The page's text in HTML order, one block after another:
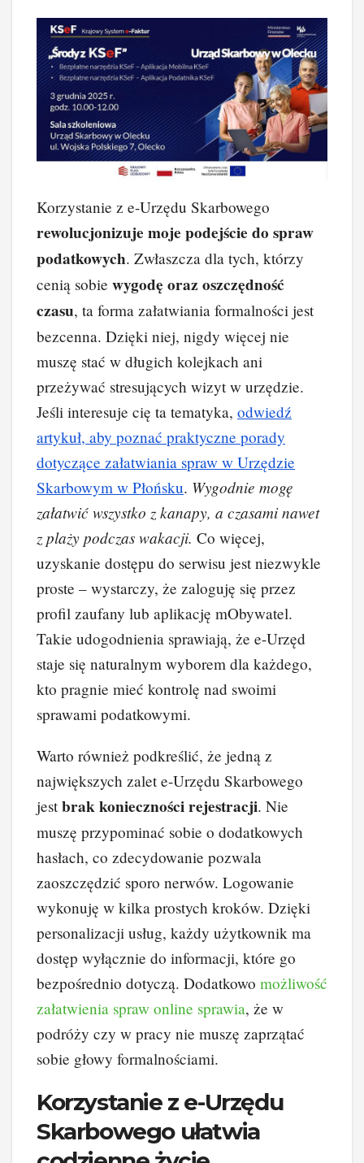
Korzystanie z e-Urzędu Skarbowego
rewolucjonizuje moje podejście do spraw
podatkowych. Zwłaszcza dla tych, którzy
cenią sobie wygodę oraz oszczędność
czasu, ta forma załatwiania formalności jest
bezcenna. Dzięki niej, nigdy więcej nie
muszę stać w długich kolejkach ani
przeżywać stresujących wizyt w urzędzie.
Jeśli interesuje cię ta tematyka, odwiedź
artykuł, aby poznać praktyczne porady
dotyczące załatwiania spraw w Urzędzie
Skarbowym w Płońsku. Wygodnie mogę
załatwić wszystko z kanapy, a czasami nawet
z plaży podczas wakacji. Co więcej,
uzyskanie dostępu do serwisu jest niezwykle
proste – wystarczy, że zaloguję się przez
profil zaufany lub aplikację mObywatel.
Takie udogodnienia sprawiają, że e-Urzęd
staje się naturalnym wyborem dla każdego,
kto pragnie mieć kontrolę nad swoimi
sprawami podatkowymi.
Warto również podkreślić, że jedną z
największych zalet e-Urzędu Skarbowego
jest brak konieczności rejestracji. Nie
muszę przypominać sobie o dodatkowych
hasłach, co zdecydowanie pozwala
zaoszczędzić sporo nerwów. Logowanie
wykonuję w kilka prostych kroków. Dzięki
personalizacji usług, każdy użytkownik ma
dostęp wyłącznie do informacji, które go
bezpośrednio dotyczą. Dodatkowo możliwość
załatwienia spraw online sprawia, że w
podróży czy w pracy nie muszę zaprzątać
sobie głowy formalnościami.
Korzystanie z e-Urzędu
Skarbowego ułatwia